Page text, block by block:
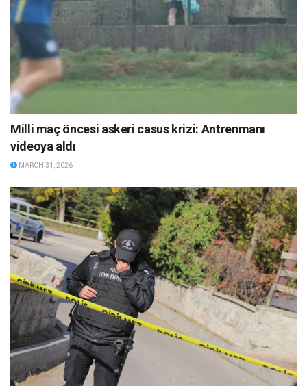
Milli maç öncesi askeri casus krizi: Antrenmanı
videoya aldı
MARCH 31, 2026